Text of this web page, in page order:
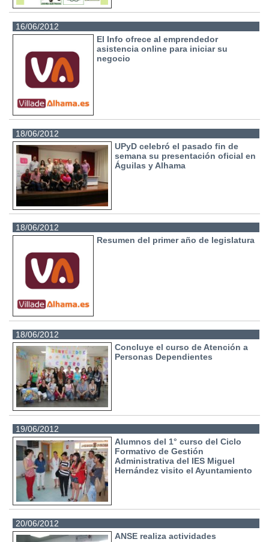
16/06/2012
El Info ofrece al emprendedor
asistencia online para iniciar su
negocio
18/06/2012
UPyD celebró el pasado fin de
semana su presentación oficial en
Águilas y Alhama
18/06/2012
Resumen del primer año de legislatura
18/06/2012
Concluye el curso de Atención a
Personas Dependientes
19/06/2012
Alumnos del 1° curso del Ciclo
Formativo de Gestión
Administrativa del IES Miguel
Hernández visito el Ayuntamiento
20/06/2012
ANSE realiza actividades